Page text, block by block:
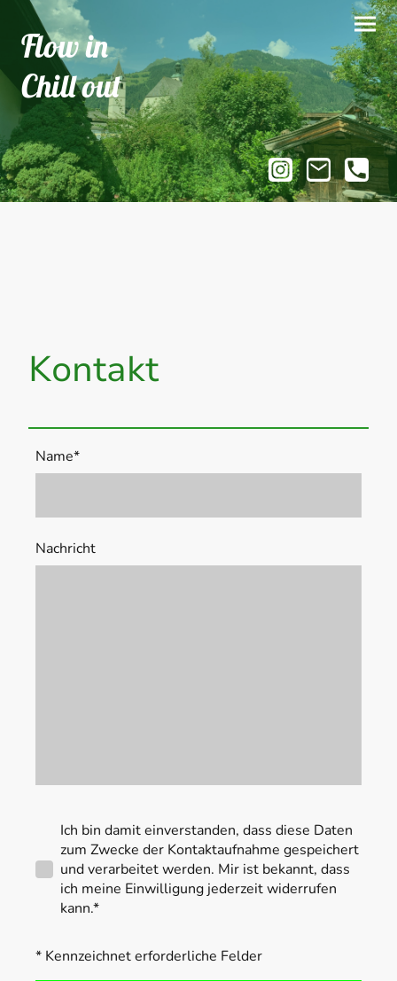
Flow in
Chill out
Kontakt
Name*
Nachricht
Ich bin damit einverstanden, dass diese Daten
zum Zwecke der Kontaktaufnahme gespeichert
und verarbeitet werden. Mir ist bekannt, dass
ich meine Einwilligung jederzeit widerrufen
kann.*
* Kennzeichnet erforderliche Felder